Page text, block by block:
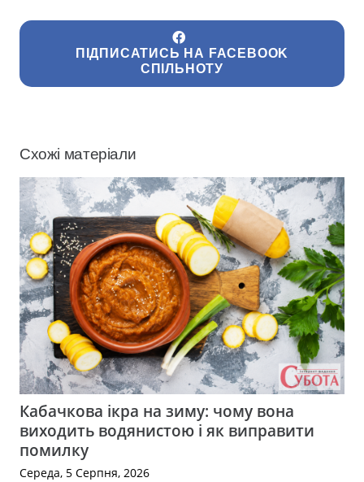
ПІДПИСАТИСЬ НА FACEBOOK
СПІЛЬНОТУ
Схожі матеріали
Кабачкова ікра на зиму: чому вона
виходить водянистою і як виправити
помилку
Середа, 5 Серпня, 2026